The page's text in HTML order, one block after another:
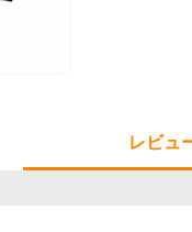
レビュ